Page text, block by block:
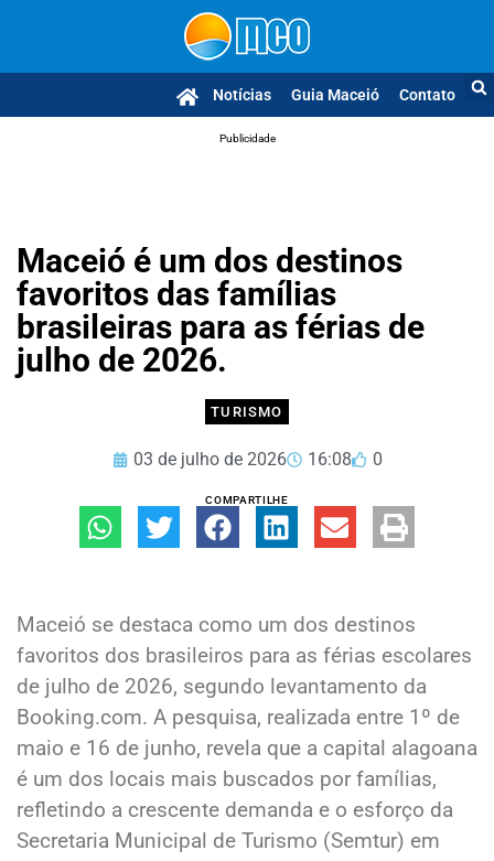
Notícias Guia Maceió Contato
Publicidade
Maceió é um dos destinos
favoritos das famílias
brasileiras para as férias de
julho de 2026.
TURISMO
03 de julho de 2026 16:08 0
COMPARTILHE
Maceió se destaca como um dos destinos
favoritos dos brasileiros para as férias escolares
de julho de 2026, segundo levantamento da
Booking.com. A pesquisa, realizada entre 1º de
maio e 16 de junho, revela que a capital alagoana
é um dos locais mais buscados por famílias,
refletindo a crescente demanda e o esforço da
Secretaria Municipal de Turismo (Semtur) em